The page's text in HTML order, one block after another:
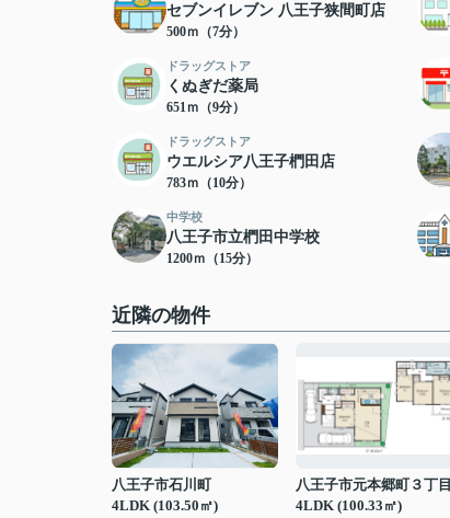
セブンイレブン 八王子狭間町店
500ｍ（7分）
ドラッグストア
くぬぎだ薬局
651ｍ（9分）
ドラッグストア
ウエルシア八王子椚田店
783ｍ（10分）
中学校
八王子市立椚田中学校
1200ｍ（15分）
近隣の物件
八王子市石川町
4LDK (103.50㎡)
八王子市元本郷町３丁目
4LDK (100.33㎡)